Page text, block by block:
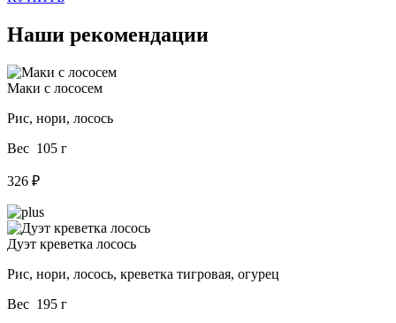
Наши рекомендации
Маки с лососем
Рис, нори, лосось
Вес 105 г
326 ₽
Дуэт креветка лосось
Рис, нори, лосось, креветка тигровая, огурец
Вес 195 г